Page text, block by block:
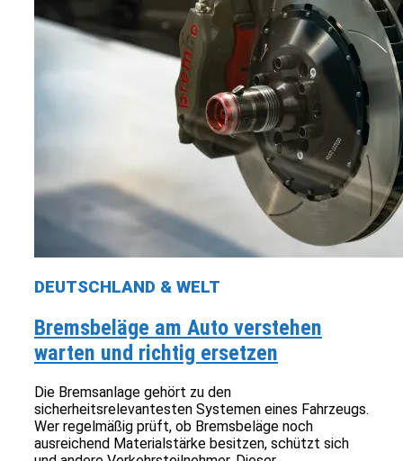
DEUTSCHLAND & WELT
Bremsbeläge am Auto verstehen
warten und richtig ersetzen
Die Bremsanlage gehört zu den
sicherheitsrelevantesten Systemen eines Fahrzeugs.
Wer regelmäßig prüft, ob Bremsbeläge noch
ausreichend Materialstärke besitzen, schützt sich